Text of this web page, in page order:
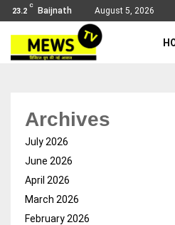
23.2
C
Baijnath August 5, 2026
Archives
July 2026
June 2026
April 2026
March 2026
February 2026